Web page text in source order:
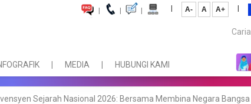
| | | | A- A A+ |
Carian...
MEDIA HUBUNGI KAMI
Sejarah Nasional 2026: Bersama Membina Negara Bangsa